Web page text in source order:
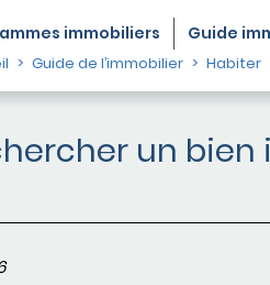
immobiliers Guide
Guide de l’immobilier Habiter
un bien